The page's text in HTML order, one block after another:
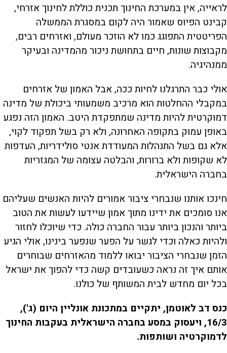
לראייה, אין במערכת החינוך תכנית כוללת לחינוך אזרחי,
קבינט הפיוס שאמור היה לקום במסגרת הממשלה
הפריטטית התפוגג כמו לא הוזכר מעולם, ואזרחים רבים,
מקבוצות שונות, חיים בתחושת ניכור מהמדינה ובעיקר
ממנהיגיה.
אולי כבר התרגלנו לחיות ככה, אבל האמון של אזרחים
במקבלי ההחלטות הוא מרכיב משמעותי ביכולת של מדינה
דמוקרטית להיות מדינה שמתפקדת היטב. האמון הזה נפגע
באופן עמוק בתקופה האחרונה, ולא רק בשל תפקוד לקוי,
אלא גם בשל התנהלות המעודדת אנטי סולידריות, העדפות
לא שקופות ולא ברורות, והבלטה עצומה של המגזריות
בחברה הישראלית.
חינכו אותנו שנבחרי ציבור אמורים להיות האנשים שעליהם
אנו סומכים את ידינו מתוך אמון שיידעו לעשות את הטוב
ביותר והנכון ביותר עבור החברה כולה. כדי שיוכלו לחזור
ולהיות כאלה וכדי לגשר על הפער שנפער בינינו, אולי הגיע
הזמן שנבחרי הציבור יבואו ללמוד מהאזרחים שבוחרים
אותם איך זה נראה כשעובדים קשה כדי להפוך את ישראל
בכל יום מחדש לבית המשותף של כולנו.
כנס דב לאוטמן, יתקיים במתכונת אונליין היום (ג'),
16/3, ויעסוק במסע בחברה הישראלית בעקבות החינוך
לדמוקרטיה ושותפות.